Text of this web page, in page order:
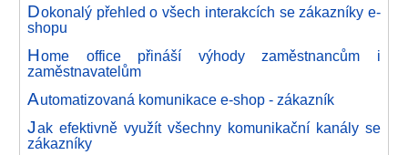
Dokonalý přehled o všech interakcích se zákazníky e-
shopu
Home office přináší výhody zaměstnancům i
zaměstnavatelům
Automatizovaná komunikace e-shop - zákazník
Jak efektivně využít všechny komunikační kanály se
zákazníky